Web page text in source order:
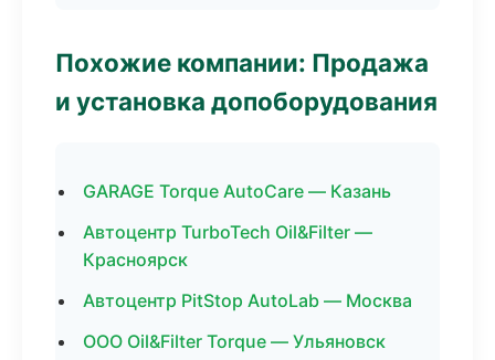
Похожие компании: Продажа
и установка допоборудования
GARAGE Torque AutoCare — Казань
Автоцентр TurboTech Oil&Filter —
Красноярск
Автоцентр PitStop AutoLab — Москва
ООО Oil&Filter Torque — Ульяновск